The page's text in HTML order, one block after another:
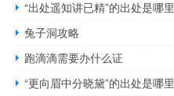
“出处遥知讲已精”的出处是哪里
兔子洞攻略
跑滴滴需要办什么证
“更向眉中分晓黛”的出处是哪里